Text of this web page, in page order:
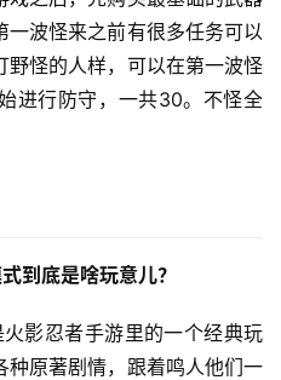
波怪来之前有很多任务可以
怪的人样，可以在第一波怪
进行防守，一共30。不怪全
到底是啥玩意儿？
影忍者手游里的一个经典玩
原著剧情，跟着鸣人他们一